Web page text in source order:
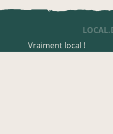
Vraiment local !